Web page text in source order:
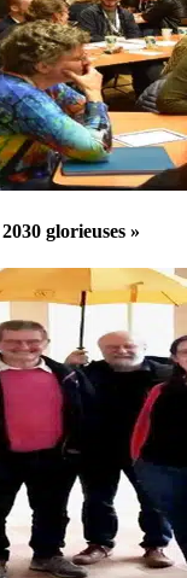
glorieuses »